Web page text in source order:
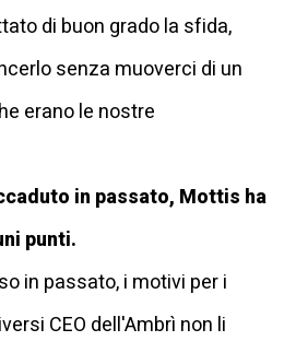
di buon grado la sfida,
senza muoverci di un
erano le nostre
in passato, Mottis ha
punti.
in passato, i motivi per i
CEO dell'Ambrì non li